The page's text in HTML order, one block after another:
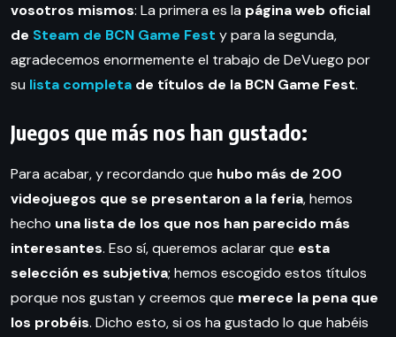
vosotros mismos: La primera es la página web oficial
de Steam de BCN Game Fest y para la segunda,
agradecemos enormemente el trabajo de DeVuego por
su lista completa de títulos de la BCN Game Fest.
Juegos que más nos han gustado:
Para acabar, y recordando que hubo más de 200
videojuegos que se presentaron a la feria, hemos
hecho una lista de los que nos han parecido más
interesantes. Eso sí, queremos aclarar que esta
selección es subjetiva; hemos escogido estos títulos
porque nos gustan y creemos que merece la pena que
los probéis. Dicho esto, si os ha gustado lo que habéis